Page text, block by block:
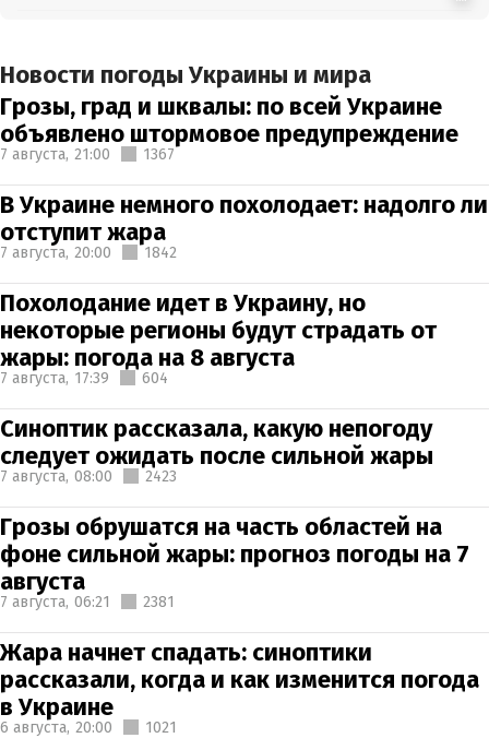
Новости погоды Украины и мира
Грозы, град и шквалы: по всей Украине
объявлено штормовое предупреждение
7 августа, 21:00 1367
В Украине немного похолодает: надолго ли
отступит жара
7 августа, 20:00 1842
Похолодание идет в Украину, но
некоторые регионы будут страдать от
жары: погода на 8 августа
7 августа, 17:39 604
Синоптик рассказала, какую непогоду
следует ожидать после сильной жары
7 августа, 08:00 2423
Грозы обрушатся на часть областей на
фоне сильной жары: прогноз погоды на 7
августа
7 августа, 06:21 2381
Жара начнет спадать: синоптики
рассказали, когда и как изменится погода
в Украине
6 августа, 20:00 1021